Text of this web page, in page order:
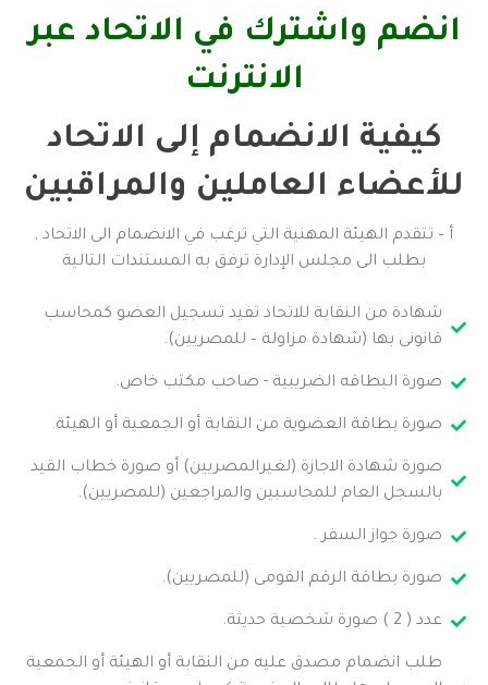
انضم واشترك في الاتحاد عبر
الانترنت
كيفية الانضمام إلى الاتحاد
للأعضاء العاملين والمراقبين
أ – تتقدم الهيئة المهنية التي ترغب في الانضمام الى الاتحاد ,
بطلب الى مجلس الإدارة ترفق به المستندات التالية
شهادة من النقابة للاتحاد تفيد تسجيل العضو كمحاسب
قانونى بها (شهادة مزاولة – للمصريين).
صورة البطاقه الضريبية - صاحب مكتب خاص.
صورة بطاقة العضوية من النقابة أو الجمعية أو الهيئة.
صورة شهادة الاجازة (لغيرالمصريين) أو صورة خطاب القيد
بالسجل العام للمحاسبين والمراجعين (للمصريين).
صورة جواز السفر .
صورة بطاقة الرقم القومى (للمصريين).
عدد ( 2 ) صورة شخصية حديثة.
طلب انضمام مصدق عليه من النقابة أو الهيئة أو الجمعية